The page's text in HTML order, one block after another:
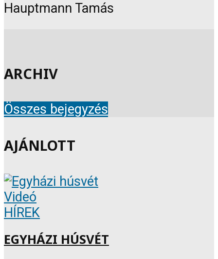
Hauptmann Tamás
ARCHIV
Összes bejegyzés
AJÁNLOTT
Videó
HÍREK
EGYHÁZI HÚSVÉT